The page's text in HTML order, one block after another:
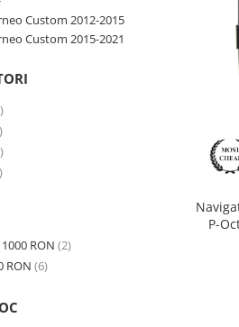
Custom 2012-2015
Custom 2015-2021
RON (2)
RON (6)
P-